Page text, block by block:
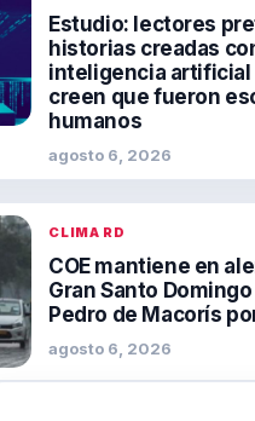
Estudio: lectores
historias creadas
inteligencia artificial
creen que fueron
humanos
agosto 6, 2026
CLIMA RD
COE mantiene en
Gran Santo Domingo
Pedro de Macorís
agosto 6, 2026